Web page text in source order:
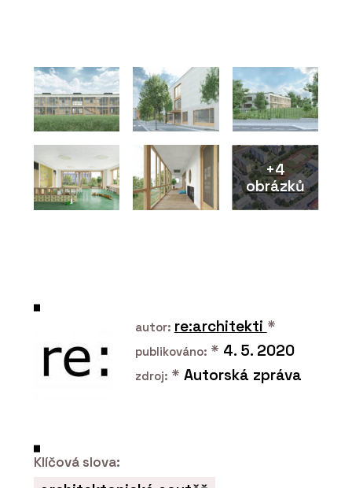
+4
obrázků
autor: re:architekti *
publikováno: * 4. 5. 2020
zdroj: * Autorská zpráva
Klíčová slova: